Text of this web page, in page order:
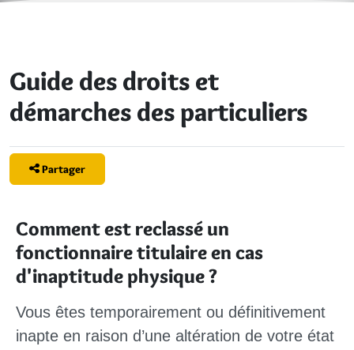
Guide des droits et
démarches des particuliers
Partager
Comment est reclassé un
fonctionnaire titulaire en cas
d'inaptitude physique ?
Vous êtes temporairement ou définitivement
inapte en raison d’une altération de votre état